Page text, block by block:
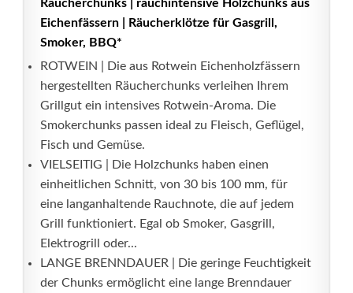
Räucherchunks | rauchintensive Holzchunks aus
Eichenfässern | Räucherklötze für Gasgrill,
Smoker, BBQ*
ROTWEIN | Die aus Rotwein Eichenholzfässern
hergestellten Räucherchunks verleihen Ihrem
Grillgut ein intensives Rotwein-Aroma. Die
Smokerchunks passen ideal zu Fleisch, Geflügel,
Fisch und Gemüse.
VIELSEITIG | Die Holzchunks haben einen
einheitlichen Schnitt, von 30 bis 100 mm, für
eine langanhaltende Rauchnote, die auf jedem
Grill funktioniert. Egal ob Smoker, Gasgrill,
Elektrogrill oder...
LANGE BRENNDAUER | Die geringe Feuchtigkeit
der Chunks ermöglicht eine lange Brenndauer